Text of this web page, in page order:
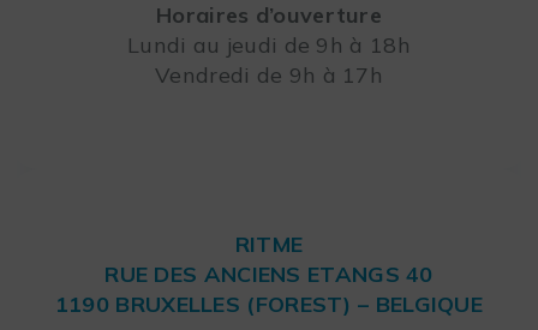
Horaires d’ouverture
Lundi au jeudi de 9h à 18h
Vendredi de 9h à 17h
RITME
RUE DES ANCIENS ETANGS 40
1190 BRUXELLES (FOREST) – BELGIQUE